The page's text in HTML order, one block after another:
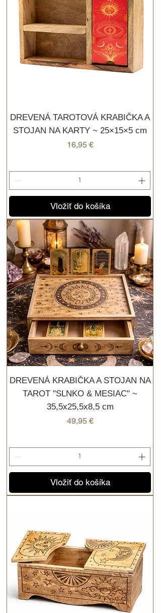
DREVENÁ TAROTOVÁ KRABIČKA A
STOJAN NA KARTY ~ 25×15×5 cm
Cena
16,95 €
Vložiť do košíka
DREVENÁ KRABIČKA A STOJAN NA
TAROT "SLNKO & MESIAC" ~
35,5x25,5x8,5 cm
Cena
49,95 €
Vložiť do košíka